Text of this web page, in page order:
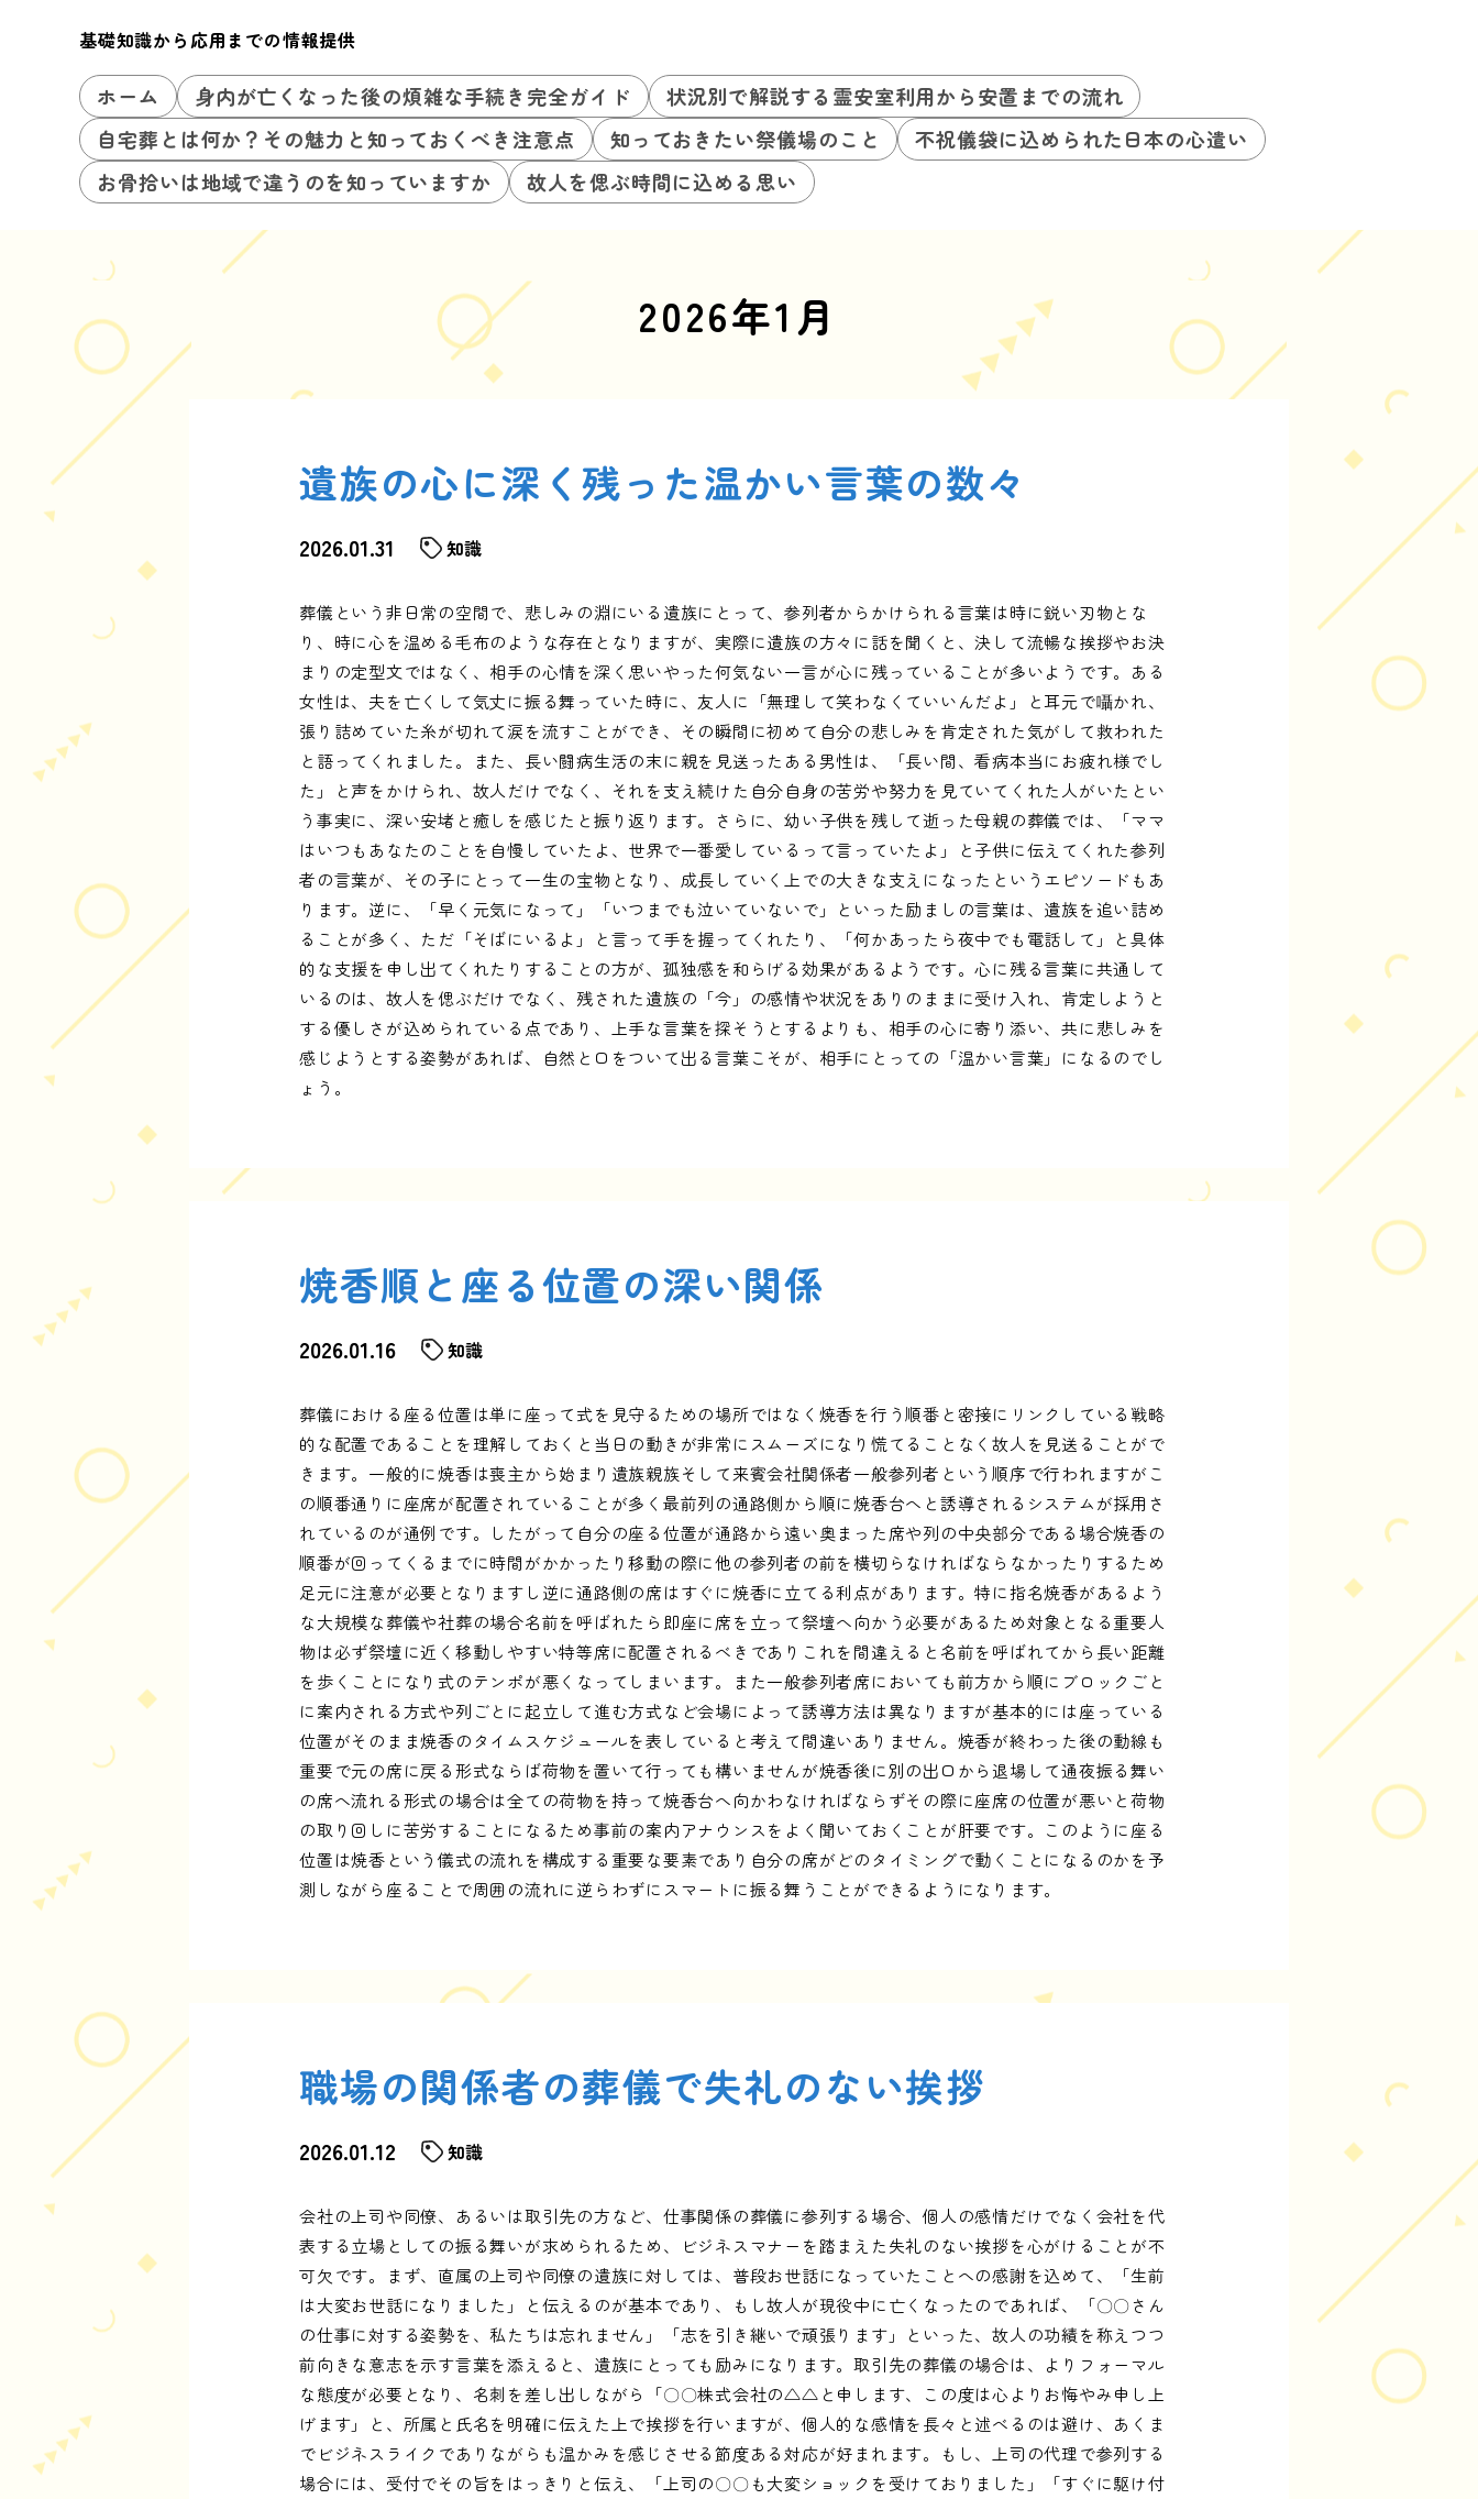
基礎知識から応用までの情報提供
ホーム 身内が亡くなった後の煩雑な手続き完全ガイド
状況別で解説する霊安室利用から安置までの流れ
自宅葬とは何か？その魅力と知っておくべき注意点
知っておきたい祭儀場のこと
不祝儀袋に込められた日本の心遣い
お骨拾いは地域で違うのを知っていますか
故人を偲ぶ時間に込める思い
2026年1月
遺族の心に深く残った温かい言葉の数々
2026.01.31 知識
葬儀という非日常の空間で、悲しみの淵にいる遺族にとって、参列者からかけられる言葉は時に鋭い刃物とな
り、時に心を温める毛布のような存在となりますが、実際に遺族の方々に話を聞くと、決して流暢な挨拶やお決
まりの定型文ではなく、相手の心情を深く思いやった何気ない一言が心に残っていることが多いようです。ある
女性は、夫を亡くして気丈に振る舞っていた時に、友人に「無理して笑わなくていいんだよ」と耳元で囁かれ、
張り詰めていた糸が切れて涙を流すことができ、その瞬間に初めて自分の悲しみを肯定された気がして救われた
と語ってくれました。また、長い闘病生活の末に親を見送ったある男性は、「長い間、看病本当にお疲れ様でし
た」と声をかけられ、故人だけでなく、それを支え続けた自分自身の苦労や努力を見ていてくれた人がいたとい
う事実に、深い安堵と癒しを感じたと振り返ります。さらに、幼い子供を残して逝った母親の葬儀では、「ママ
はいつもあなたのことを自慢していたよ、世界で一番愛しているって言っていたよ」と子供に伝えてくれた参列
者の言葉が、その子にとって一生の宝物となり、成長していく上での大きな支えになったというエピソードもあ
ります。逆に、「早く元気になって」「いつまでも泣いていないで」といった励ましの言葉は、遺族を追い詰め
ることが多く、ただ「そばにいるよ」と言って手を握ってくれたり、「何かあったら夜中でも電話して」と具体
的な支援を申し出てくれたりすることの方が、孤独感を和らげる効果があるようです。心に残る言葉に共通して
いるのは、故人を偲ぶだけでなく、残された遺族の「今」の感情や状況をありのままに受け入れ、肯定しようと
する優しさが込められている点であり、上手な言葉を探そうとするよりも、相手の心に寄り添い、共に悲しみを
感じようとする姿勢があれば、自然と口をついて出る言葉こそが、相手にとっての「温かい言葉」になるのでし
ょう。
焼香順と座る位置の深い関係
2026.01.16 知識
葬儀における座る位置は単に座って式を見守るための場所ではなく焼香を行う順番と密接にリンクしている戦略
的な配置であることを理解しておくと当日の動きが非常にスムーズになり慌てることなく故人を見送ることがで
きます。一般的に焼香は喪主から始まり遺族親族そして来賓会社関係者一般参列者という順序で行われますがこ
の順番通りに座席が配置されていることが多く最前列の通路側から順に焼香台へと誘導されるシステムが採用さ
れているのが通例です。したがって自分の座る位置が通路から遠い奥まった席や列の中央部分である場合焼香の
順番が回ってくるまでに時間がかかったり移動の際に他の参列者の前を横切らなければならなかったりするため
足元に注意が必要となりますし逆に通路側の席はすぐに焼香に立てる利点があります。特に指名焼香があるよう
な大規模な葬儀や社葬の場合名前を呼ばれたら即座に席を立って祭壇へ向かう必要があるため対象となる重要人
物は必ず祭壇に近く移動しやすい特等席に配置されるべきでありこれを間違えると名前を呼ばれてから長い距離
を歩くことになり式のテンポが悪くなってしまいます。また一般参列者席においても前方から順にブロックごと
に案内される方式や列ごとに起立して進む方式など会場によって誘導方法は異なりますが基本的には座っている
位置がそのまま焼香のタイムスケジュールを表していると考えて間違いありません。焼香が終わった後の動線も
重要で元の席に戻る形式ならば荷物を置いて行っても構いませんが焼香後に別の出口から退場して通夜振る舞い
の席へ流れる形式の場合は全ての荷物を持って焼香台へ向かわなければならずその際に座席の位置が悪いと荷物
の取り回しに苦労することになるため事前の案内アナウンスをよく聞いておくことが肝要です。このように座る
位置は焼香という儀式の流れを構成する重要な要素であり自分の席がどのタイミングで動くことになるのかを予
測しながら座ることで周囲の流れに逆らわずにスマートに振る舞うことができるようになります。
職場の関係者の葬儀で失礼のない挨拶
2026.01.12 知識
会社の上司や同僚、あるいは取引先の方など、仕事関係の葬儀に参列する場合、個人の感情だけでなく会社を代
表する立場としての振る舞いが求められるため、ビジネスマナーを踏まえた失礼のない挨拶を心がけることが不
可欠です。まず、直属の上司や同僚の遺族に対しては、普段お世話になっていたことへの感謝を込めて、「生前
は大変お世話になりました」と伝えるのが基本であり、もし故人が現役中に亡くなったのであれば、「〇〇さん
の仕事に対する姿勢を、私たちは忘れません」「志を引き継いで頑張ります」といった、故人の功績を称えつつ
前向きな意志を示す言葉を添えると、遺族にとっても励みになります。取引先の葬儀の場合は、よりフォーマル
な態度が必要となり、名刺を差し出しながら「〇〇株式会社の△△と申します、この度は心よりお悔やみ申し上
げます」と、所属と氏名を明確に伝えた上で挨拶を行いますが、個人的な感情を長々と述べるのは避け、あくま
でビジネスライクでありながらも温かみを感じさせる節度ある対応が好まれます。もし、上司の代理で参列する
場合には、受付でその旨をはっきりと伝え、「上司の〇〇も大変ショックを受けておりました」「すぐに駆け付